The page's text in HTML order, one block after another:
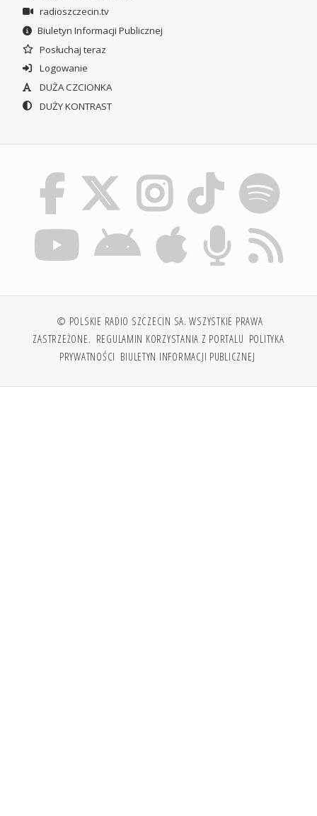
radioszczecin.tv
Biuletyn Informacji Publicznej
Posłuchaj teraz
Logowanie
DUŻA CZCIONKA
DUŻY KONTRAST
© POLSKIE RADIO SZCZECIN SA. WSZYSTKIE PRAWA
ZASTRZEŻONE. REGULAMIN KORZYSTANIA Z PORTALU POLITYKA
PRYWATNOŚCI BIULETYN INFORMACJI PUBLICZNEJ